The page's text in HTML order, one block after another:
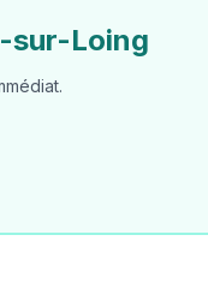
sur-Loing